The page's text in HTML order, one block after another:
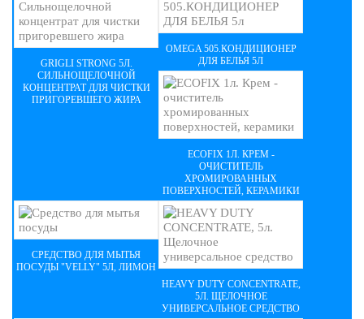
GRIGLI STRONG 5Л.
СИЛЬНОЩЕЛОЧНОЙ
КОНЦЕНТРАТ ДЛЯ ЧИСТКИ
ПРИГОРЕВШЕГО ЖИРА
OMEGA 505.КОНДИЦИОНЕР
ДЛЯ БЕЛЬЯ 5Л
ECOFIX 1Л. КРЕМ -
ОЧИСТИТЕЛЬ
ХРОМИРОВАННЫХ
ПОВЕРХНОСТЕЙ, КЕРАМИКИ
СРЕДСТВО ДЛЯ МЫТЬЯ
ПОСУДЫ "VELLY" 5Л, ЛИМОН
HEAVY DUTY CONCENTRATE,
5Л. ЩЕЛОЧНОЕ
УНИВЕРСАЛЬНОЕ СРЕДСТВО